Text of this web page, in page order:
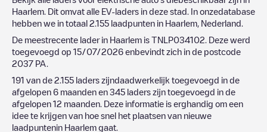
Haarlem . Dit omvat alle EV-laders in deze stad. In onzedatabase
hebben we in totaal 2.155 laadpunten in Haarlem Nederland
De meestrecente lader in Haarlem is TNLP034102 . Deze werd
toegevoegd op 15/07/2026 enbevindt zich in de postcode
2037 PA
191 van de 2.155 laders zijndaadwerkelijk toegevoegd in de
afgelopen 6 maanden en 345 laders zijn toegevoegd in de
afgelopen 12 maanden. Deze informatie is erghandig om een
idee te krijgen van hoe snel het plaatsen van nieuwe
laadpuntenin Haarlem gaat.